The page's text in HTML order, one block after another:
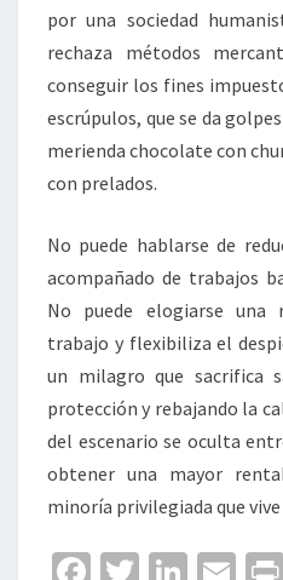
por una sociedad
rechaza métodos
conseguir los fines
escrúpulos, que se da
merienda chocolate con
con prelados.
No puede hablarse de
acompañado de trabajos
No puede elogiarse una
trabajo y flexibiliza el
un milagro que sacrifica
protección y rebajando la
del escenario se oculta
obtener una mayor
minoría privilegiada que